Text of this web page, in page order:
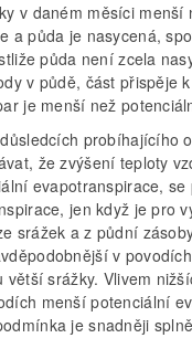
v daném měsíci menší
a půda je nasycená,
půda není zcela
v půdě, část přispěje
je menší než
probíhajícího
že zvýšení teploty
evapotranspirace,
jen když je pro
srážek a z půdní
v
větší srážky. Vlivem
menší potenciální
je snadněji